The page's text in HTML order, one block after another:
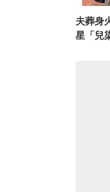
夫葬身
星「兒